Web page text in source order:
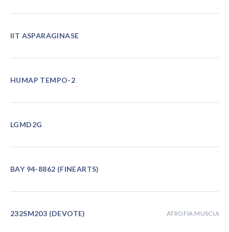
IIT ASPARAGINASE
HUMAP TEMPO-2
LGMD2G
BAY 94-8862 (FINEARTS)
232SM203 (DEVOTE) ATROFIA MUSCULAR